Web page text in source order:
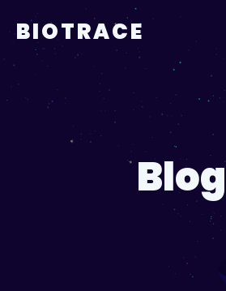
BIOTRACE
Blog